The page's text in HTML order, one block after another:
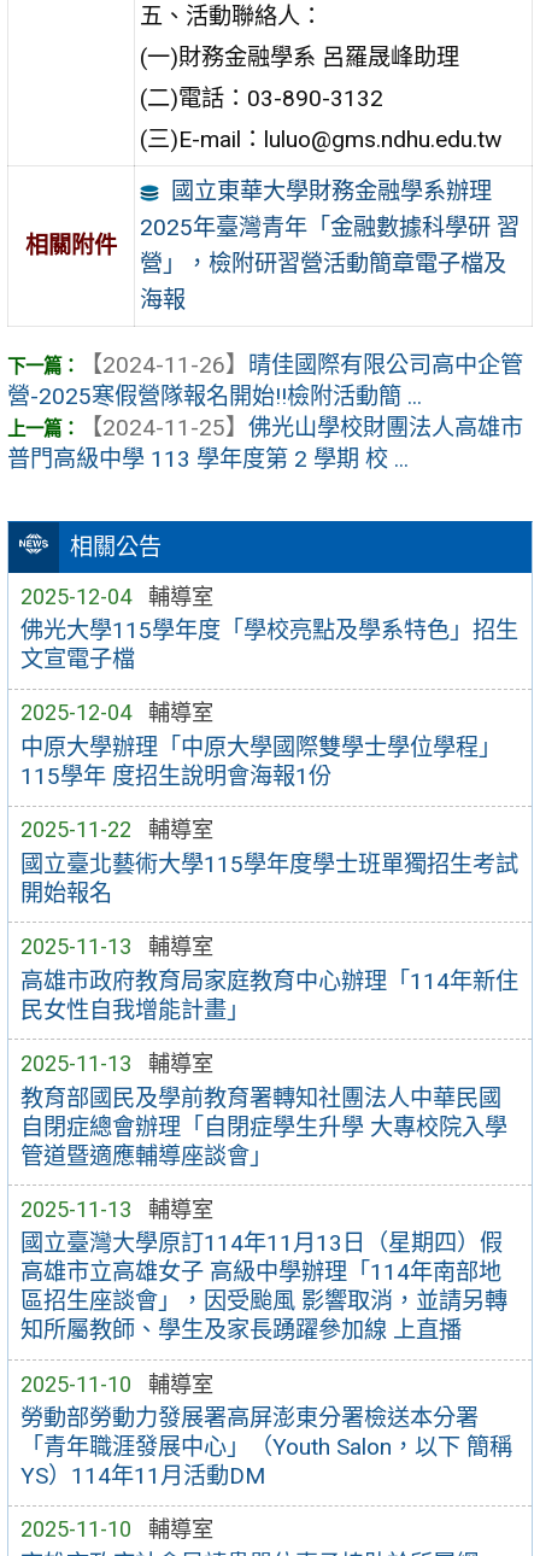
相關公告
2025-12-04 輔導室
佛光大學115學年度「學校亮點及學系特色」招生
文宣電子檔
2025-12-04 輔導室
中原大學辦理「中原大學國際雙學士學位學程」
115學年 度招生說明會海報1份
2025-11-22 輔導室
國立臺北藝術大學115學年度學士班單獨招生考試
開始報名
2025-11-13 輔導室
高雄市政府教育局家庭教育中心辦理「114年新住
民女性自我增能計畫」
2025-11-13 輔導室
教育部國民及學前教育署轉知社團法人中華民國
自閉症總會辦理「自閉症學生升學 大專校院入學
管道暨適應輔導座談會」
2025-11-13 輔導室
國立臺灣大學原訂114年11月13日（星期四）假
高雄市立高雄女子 高級中學辦理「114年南部地
區招生座談會」，因受颱風 影響取消，並請另轉
知所屬教師、學生及家長踴躍參加線 上直播
2025-11-10 輔導室
勞動部勞動力發展署高屏澎東分署檢送本分署
「青年職涯發展中心」（Youth Salon，以下 簡稱
YS）114年11月活動DM
2025-11-10 輔導室
五、活動聯絡人：
(一)財務金融學系 呂羅晟峰助理
(二)電話：03-890-3132
(三)E-mail：luluo@gms.ndhu.edu.tw
相關附件
國立東華大學財務金融學系辦理
2025年臺灣青年「金融數據科學研 習
營」，檢附研習營活動簡章電子檔及
海報
【2024-11-26】 晴佳國際有限公司高中企管
營-2025寒假營隊報名開始!!檢附活動簡 ...
【2024-11-25】 佛光山學校財團法人高雄市
普門高級中學 113 學年度第 2 學期 校 ...